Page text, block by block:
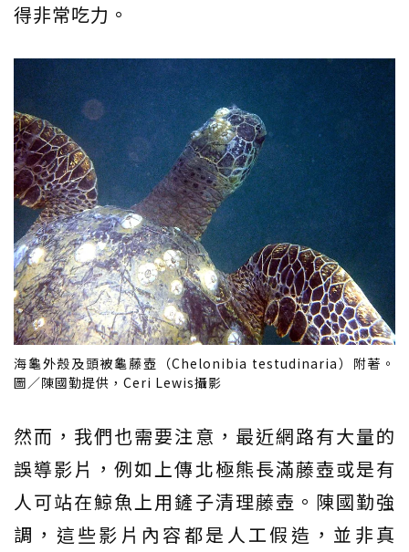
得非常吃力。
海龜外殼及頭被龜藤壺（Chelonibia testudinaria）附著。
圖／陳國勤提供，Ceri Lewis攝影
然而，我們也需要注意，最近網路有大量的
誤導影片，例如上傳北極熊長滿藤壺或是有
人可站在鯨魚上用鏟子清理藤壺。陳國勤強
調，這些影片內容都是人工假造，並非真